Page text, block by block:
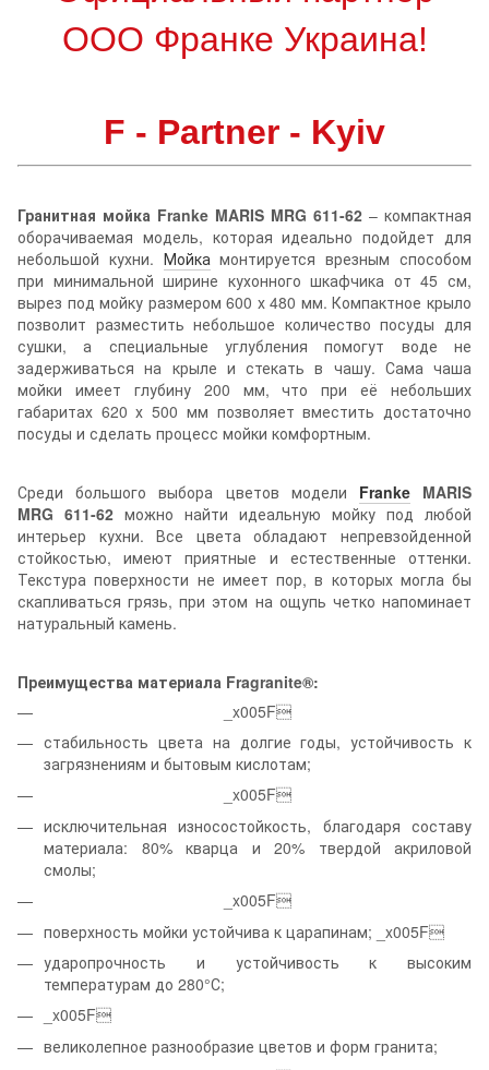
ООО Франке Украина!
F - Partner - Kyiv
Гранитная мойка Franke MARIS MRG 611-62 – компактная
оборачиваемая модель, которая идеально подойдет для
небольшой кухни. Мойка монтируется врезным способом
при минимальной ширине кухонного шкафчика от 45 см,
вырез под мойку размером 600 х 480 мм. Компактное крыло
позволит разместить небольшое количество посуды для
сушки, а специальные углубления помогут воде не
задерживаться на крыле и стекать в чашу. Сама чаша
мойки имеет глубину 200 мм, что при её небольших
габаритах 620 х 500 мм позволяет вместить достаточно
посуды и сделать процесс мойки комфортным.
Среди большого выбора цветов модели FrankeMARIS
MRG 611-62 можно найти идеальную мойку под любой
интерьер кухни. Все цвета обладают непревзойденной
стойкостью, имеют приятные и естественные оттенки.
Текстура поверхности не имеет пор, в которых могла бы
скапливаться грязь, при этом на ощупь четко напоминает
натуральный камень.
Преимущества материала Fragranite®:
_x005F
стабильность цвета на долгие годы, устойчивость к
загрязнениям и бытовым кислотам;
_x005F
исключительная износостойкость, благодаря составу
материала: 80% кварца и 20% твердой акриловой
смолы;
_x005F
поверхность мойки устойчива к царапинам; _x005F
ударопрочность и устойчивость к высоким
температурам до 280°С;
_x005F
великолепное разнообразие цветов и форм гранита;